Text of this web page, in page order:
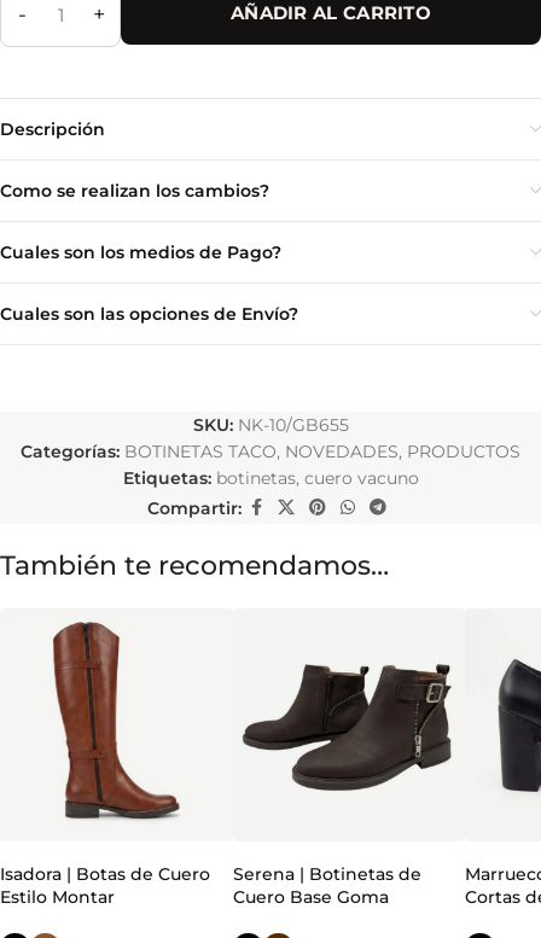
- + AÑADIR AL CARRITO
Descripción
Como se realizan los cambios?
Cuales son los medios de Pago?
Cuales son las opciones de Envío?
SKU: NK-10/GB655
Categorías: BOTINETAS TACO, NOVEDADES, PRODUCTOS
Etiquetas: botinetas, cuero vacuno
Compartir:
También te recomendamos…
Isadora | Botas de Cuero
Estilo Montar
Serena | Botinetas de
Cuero Base Goma
Cortas